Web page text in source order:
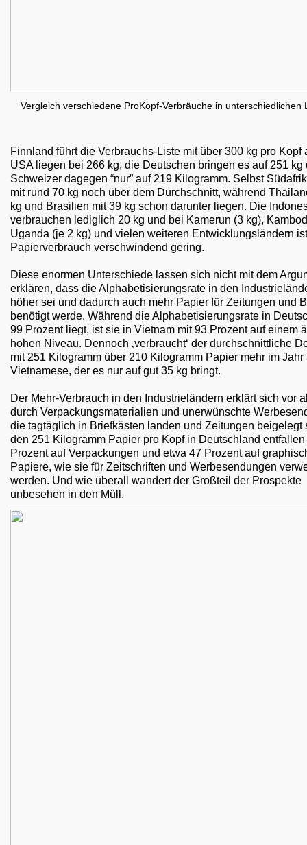
Vergleich verschiedene ProKopf-Verbräuche in unterschiedlichen
Finnland führt die Verbrauchs-Liste mit über 300 kg pro Kopf
USA liegen bei 266 kg, die Deutschen bringen es auf 251 kg
Schweizer dagegen “nur” auf 219 Kilogramm. Selbst
mit rund 70 kg noch über dem Durchschnitt, während
kg und Brasilien mit 39 kg schon darunter liegen. Die
verbrauchen lediglich 20 kg und bei Kamerun (3 kg),
Uganda (je 2 kg) und vielen weiteren Entwicklungsländern
Papierverbrauch verschwindend gering.
Diese enormen Unterschiede lassen sich nicht mit dem
erklären, dass die Alphabetisierungsrate in den
höher sei und dadurch auch mehr Papier für Zeitungen und
benötigt werde. Während die Alphabetisierungsrate in
99 Prozent liegt, ist sie in Vietnam mit 93 Prozent auf einem
hohen Niveau. Dennoch ‚verbraucht‘ der durchschnittliche
mit 251 Kilogramm über 210 Kilogramm Papier mehr im Jahr
Vietnamese, der es nur auf gut 35 kg bringt.
Der Mehr-Verbrauch in den Industrieländern erklärt sich vor
durch Verpackungsmaterialien und unerwünschte
die tagtäglich in Briefkästen landen und Zeitungen beigelegt
den 251 Kilogramm Papier pro Kopf in Deutschland
Prozent auf Verpackungen und etwa 47 Prozent auf
Papiere, wie sie für Zeitschriften und Werbesendungen
werden. Und wie überall wandert der Großteil der Prospekte
unbesehen in den Müll.